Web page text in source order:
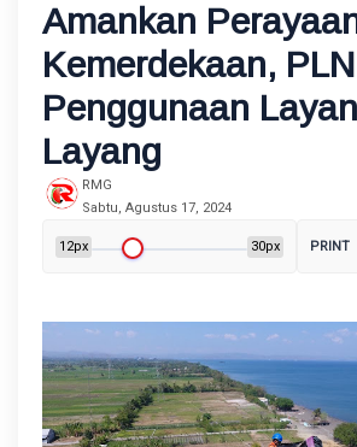
Amankan
Kemerdekaan,
Penggunaan
Layang
RMG
Sabtu, Agustus 17, 2024
12px 30px PRINT